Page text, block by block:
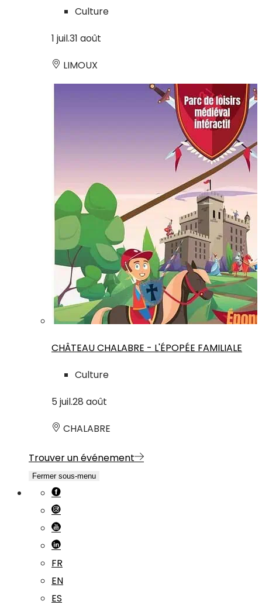
Culture
1 juil.31 août
LIMOUX
CHÂTEAU CHALABRE - L'ÉPOPÉE FAMILIALE
Culture
5 juil.28 août
CHALABRE
Trouver un événement
Fermer sous-menu
FR
EN
ES